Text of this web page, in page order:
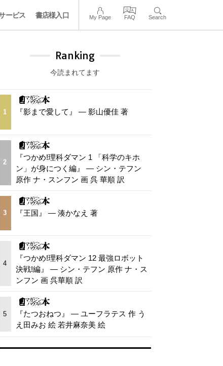
ービス 書店様入口 My Page FAQ Search
Ranking
今読まれてます
1 『影まで愛して』 — 影山優佳 著
2
『つかめ!理科ダマン 1 「科学のキホ
ン」が身につく編』 — シン・テフン
原作 ナ・スンフン 画 呉 華順 訳
3 『王国』 — 湊かなえ 著
4
『つかめ!理科ダマン 12 最強ロボット
決戦!編』 — シン・テフン 原作 ナ・ス
ンフン 画 呉華順 訳
5
『たつおねつ』 — ユーフラテス 作 う
え田みお 絵 若井麻奈美 絵